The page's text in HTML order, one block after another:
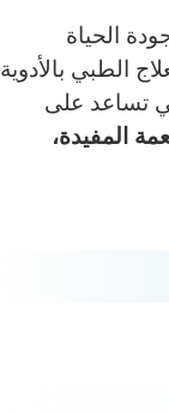
الحياة
الطبي بالأدوية
تساعد على
المفيدة،